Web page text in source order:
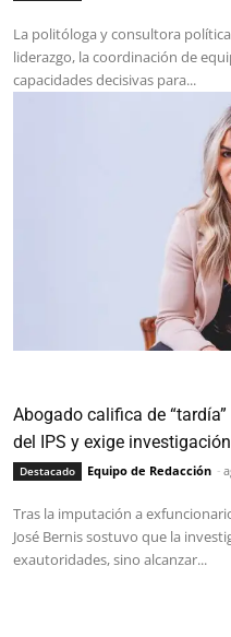
La politóloga y consultora
liderazgo, la coordinación de
capacidades decisivas para...
Abogado califica de
del IPS y exige
Destacado Equipo de Redacción -
Tras la imputación a
José Bernis sostuvo que la
exautoridades, sino alcanzar...